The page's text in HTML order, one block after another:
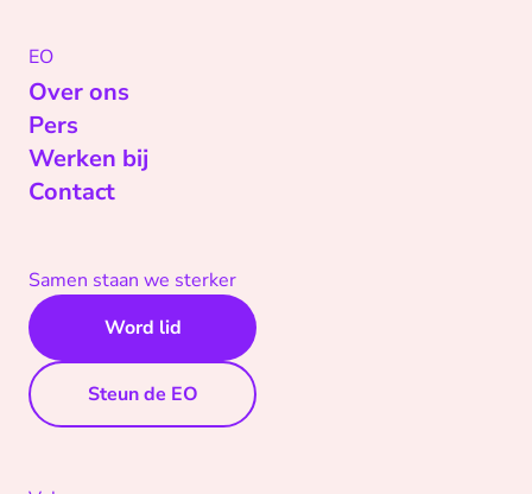
EO
Over ons
Pers
Werken bij
Contact
Samen staan we sterker
Word lid
Steun de EO